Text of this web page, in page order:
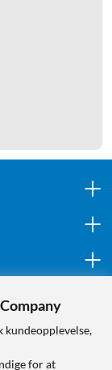
kundeopplevelse,
for at